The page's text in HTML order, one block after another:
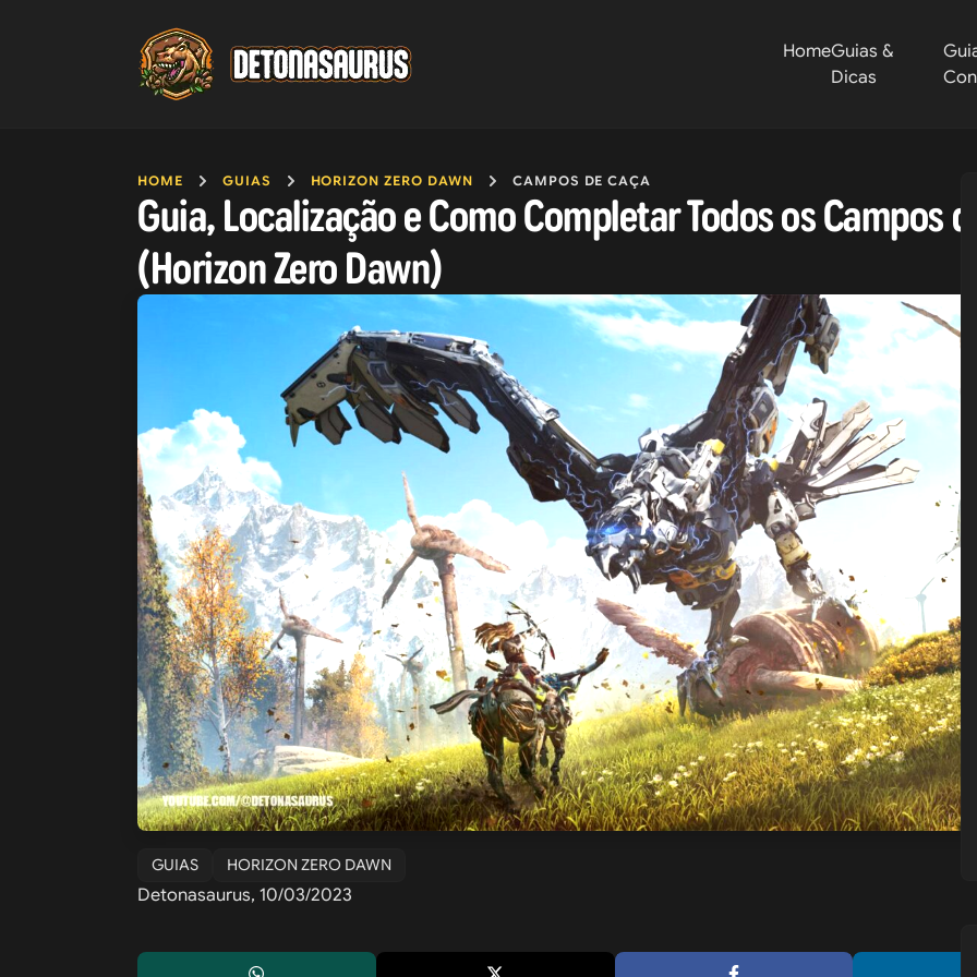
HomeGuias &
Dicas
HOME GUIAS HORIZON ZERO DAWN CAMPOS DE CAÇA
Guia, Localização e Como Completar Todos os Campos
(Horizon Zero Dawn)
GUIAS HORIZON ZERO DAWN
Detonasaurus, 10/03/2023